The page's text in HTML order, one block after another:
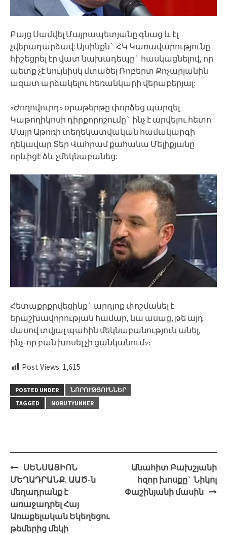
Բայց Սամվել Մայրապետյանը գնաց և էլ
չվերադարձավ: Այսինքն` ՀԿ Կառավարությունը
հիշեցրել էր վատ նախադեպը` հասկացնելով, որ
պետք չէ նույնիսկ մտածել Ռոբերտ Քոչարյանին
ազատ արձակելու հեռանկարի վերաբերյալ:
«Ժողովուրդ» օրաթերթը փորձեց պարզել
Կաթողիկոսի դիրքորոշումը` ինչ է արվելու հետո:
Մայր Աթոռի տեղեկատվական համակարգի
ղեկավար Տեր Վահրամ քահանա Մելիքյանը
որևիցէ ձև չմեկնաբանեց:
Հետաքրքրվեցինք` արդյոք փոշմանել է
երաշխավորության համար, նա ասաց, թե այդ
մասով տվյալ պահին մեկնաբանություն անել,
ինչ-որ բան խոսել չի ցանկանում»։
Post Views: 1,615
POSTED UNDER
ՆՈՐՈՒԹՅՈՒՆՆԵՐ
TAGGED
NORUTYUNNER
Post
navigation
ՍԵՆՍԱՑԻՈՆ
ՄԵՂԱԴՐԱՆՔ. ԱԱԾ-ն
մեղադրանք է
առաջադրել Հայ
Առաքելական Եկեղեցու
թեմերից մեկի
Անահիտ Բախշյանի
հզոր խոսքը` Նիկոլ
Փաշինյանի մասին